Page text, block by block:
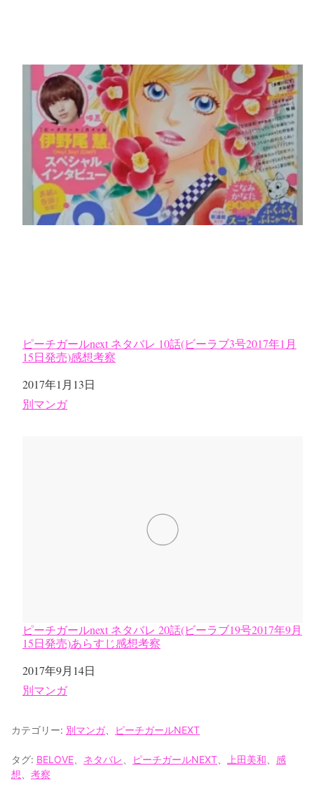
ピーチガールnext ネタバレ 10話(ビーラブ3号2017年1月
15日発売)感想考察
日付
2017年1月13日
関連理由
別マンガ
ピーチガールnext ネタバレ 20話(ビーラブ19号2017年9月
15日発売)あらすじ感想考察
日付
2017年9月14日
関連理由
別マンガ
カテゴリー: 別マンガ、 ピーチガールNEXT
タグ: BELOVE、 ネタバレ、 ピーチガールNEXT、 上田美和、 感
想、 考察